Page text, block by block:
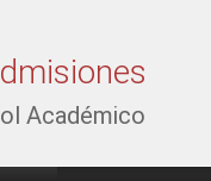
Académico